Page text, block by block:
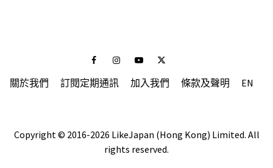
FacebookInstagramYoutubeTwitter
關於我們 訂閱定期通訊 加入我們 條款及聲明 EN
Copyright © 2016-2026 LikeJapan (Hong Kong) Limited. All
rights reserved.